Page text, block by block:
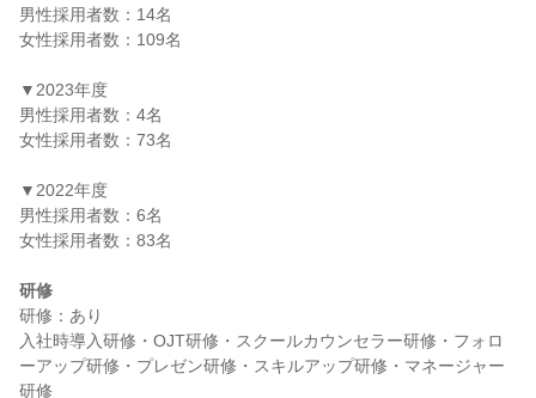
男性採用者数：14名
女性採用者数：109名
▼2023年度
男性採用者数：4名
女性採用者数：73名
▼2022年度
男性採用者数：6名
女性採用者数：83名
研修
研修：あり
入社時導入研修・OJT研修・スクールカウンセラー研修・フォロ
ーアップ研修・プレゼン研修・スキルアップ研修・マネージャー